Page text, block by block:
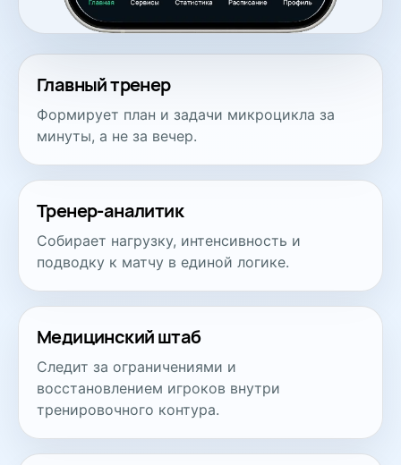
Главный тренер
Формирует план и задачи микроцикла за
минуты, а не за вечер.
Тренер-аналитик
Собирает нагрузку, интенсивность и
подводку к матчу в единой логике.
Медицинский штаб
Следит за ограничениями и
восстановлением игроков внутри
тренировочного контура.